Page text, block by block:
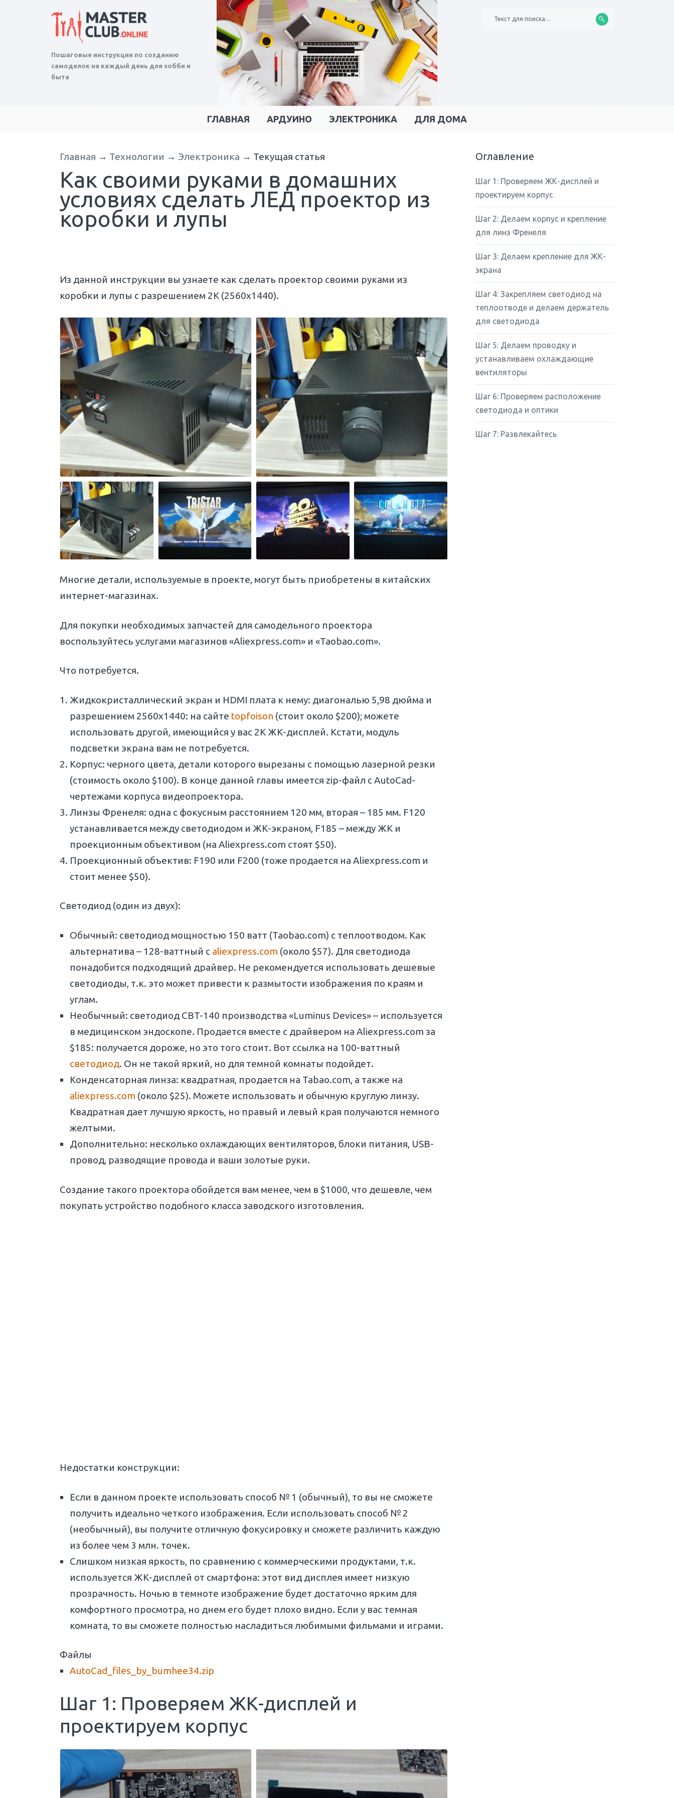
Пошаговые инструкции по созданию
самоделок на каждый день для хобби и
быта
Текст для поиска…
ГЛАВНАЯ АРДУИНО ЭЛЕКТРОНИКА ДЛЯ ДОМА
Главная → Технологии →Электроника → Текущая статья
Как своими руками в домашних
условиях сделать ЛЕД проектор из
коробки и лупы
Из данной инструкции вы узнаете как сделать проектор своими руками из
коробки и лупы с разрешением 2К (2560х1440).
Многие детали, используемые в проекте, могут быть приобретены в китайских
интернет-магазинах.
Для покупки необходимых запчастей для самодельного проектора
воспользуйтесь услугами магазинов «Aliexpress.com» и «Taobao.com».
Что потребуется.
Жидкокристаллический экран и HDMI плата к нему: диагональю 5,98 дюйма и
разрешением 2560х1440: на сайте topfoison (стоит около $200); можете
использовать другой, имеющийся у вас 2К ЖК-дисплей. Кстати, модуль
подсветки экрана вам не потребуется.
Корпус: черного цвета, детали которого вырезаны с помощью лазерной резки
(стоимость около $100). В конце данной главы имеется zip-файл с AutoCad-
чертежами корпуса видеопроектора.
Линзы Френеля: одна с фокусным расстоянием 120 мм, вторая – 185 мм. F120
устанавливается между светодиодом и ЖК-экраном, F185 – между ЖК и
проекционным объективом (на Aliexpress.com стоят $50).
Проекционный объектив: F190 или F200 (тоже продается на Aliexpress.com и
стоит менее $50).
Светодиод (один из двух):
Обычный: светодиод мощностью 150 ватт (Taobao.com) с теплоотводом. Как
альтернатива – 128-ваттный с aliexpress.com (около $57). Для светодиода
понадобится подходящий драйвер. Не рекомендуется использовать дешевые
светодиоды, т.к. это может привести к размытости изображения по краям и
углам.
Необычный: светодиод CBT-140 производства «Luminus Devices» – используется
в медицинском эндоскопе. Продается вместе с драйвером на Aliexpress.com за
$185: получается дороже, но это того стоит. Вот ссылка на 100-ваттный
светодиод. Он не такой яркий, но для темной комнаты подойдет.
Конденсаторная линза: квадратная, продается на Tabao.com, а также на
aliexpress.com (около $25). Можете использовать и обычную круглую линзу.
Квадратная дает лучшую яркость, но правый и левый края получаются немного
желтыми.
Дополнительно: несколько охлаждающих вентиляторов, блоки питания, USB-
провод, разводящие провода и ваши золотые руки.
Создание такого проектора обойдется вам менее, чем в $1000, что дешевле, чем
покупать устройство подобного класса заводского изготовления.
Недостатки конструкции:
Если в данном проекте использовать способ № 1 (обычный), то вы не сможете
получить идеально четкого изображения. Если использовать способ № 2
(необычный), вы получите отличную фокусировку и сможете различить каждую
из более чем 3 млн. точек.
Слишком низкая яркость, по сравнению с коммерческими продуктами, т.к.
используется ЖК-дисплей от смартфона: этот вид дисплея имеет низкую
прозрачность. Ночью в темноте изображение будет достаточно ярким для
комфортного просмотра, но днем его будет плохо видно. Если у вас темная
комната, то вы сможете полностью насладиться любимыми фильмами и играми.
Файлы
AutoCad_files_by_bumhee34.zip
Шаг 1: Проверяем ЖК-дисплей и
проектируем корпус
Оглавление
Шаг 1: Проверяем ЖК-дисплей и
проектируем корпус
Шаг 2: Делаем корпус и крепление
для линз Френеля
Шаг 3: Делаем крепление для ЖК-
экрана
Шаг 4: Закрепляем светодиод на
теплоотводе и делаем держатель
для светодиода
Шаг 5: Делаем проводку и
устанавливаем охлаждающие
вентиляторы
Шаг 6: Проверяем расположение
светодиода и оптики
Шаг 7: Развлекайтесь